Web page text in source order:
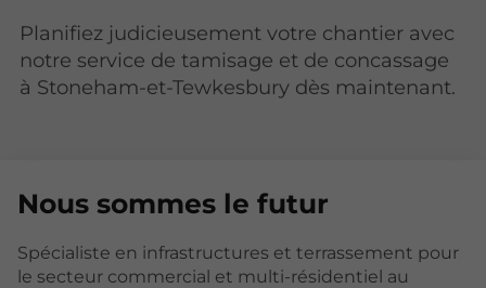
Planifiez judicieusement votre chantier avec
notre service de tamisage et de concassage
à Stoneham-et-Tewkesbury dès maintenant.
Nous sommes le futur
Spécialiste en infrastructures et terrassement pour
le secteur commercial et multi-résidentiel au